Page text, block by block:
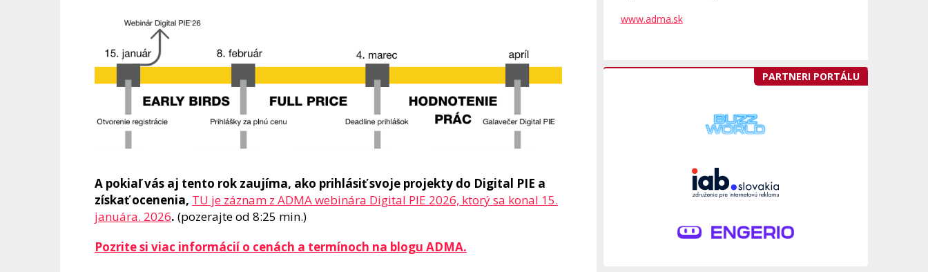
A pokiaľ vás aj tento rok zaujíma, ako prihlásiť svoje projekty do Digital PIE a
získať ocenenia, TU je záznam z ADMA webinára Digital PIE 2026, ktorý sa konal 15.
januára. 2026. (pozerajte od 8:25 min.)
Pozrite si viac informácií o cenách a termínoch na blogu ADMA.
www.adma.sk
PARTNERI PORTÁLU